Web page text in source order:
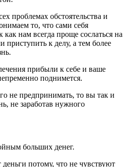
проблемах обстоятельства и
то, что сами себя
как нам всегда проще сослаться на
приступить к делу, а тем более
прибыли к себе и ваше
поднимется.
не предпринимать, то вы так и
не заработав нужного
больших денег.
потому, что не чувствуют